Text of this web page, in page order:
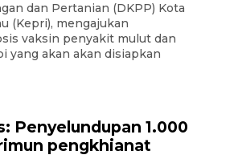
dan Pertanian (DKPP) Kota
(Kepri), mengajukan
vaksin penyakit mulut dan
yang akan akan disiapkan
Penyelundupan 1.000
pengkhianat